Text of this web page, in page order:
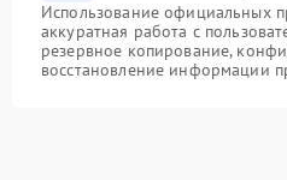
Использование официальных
аккуратная работа с
резервное копирование,
восстановление информации